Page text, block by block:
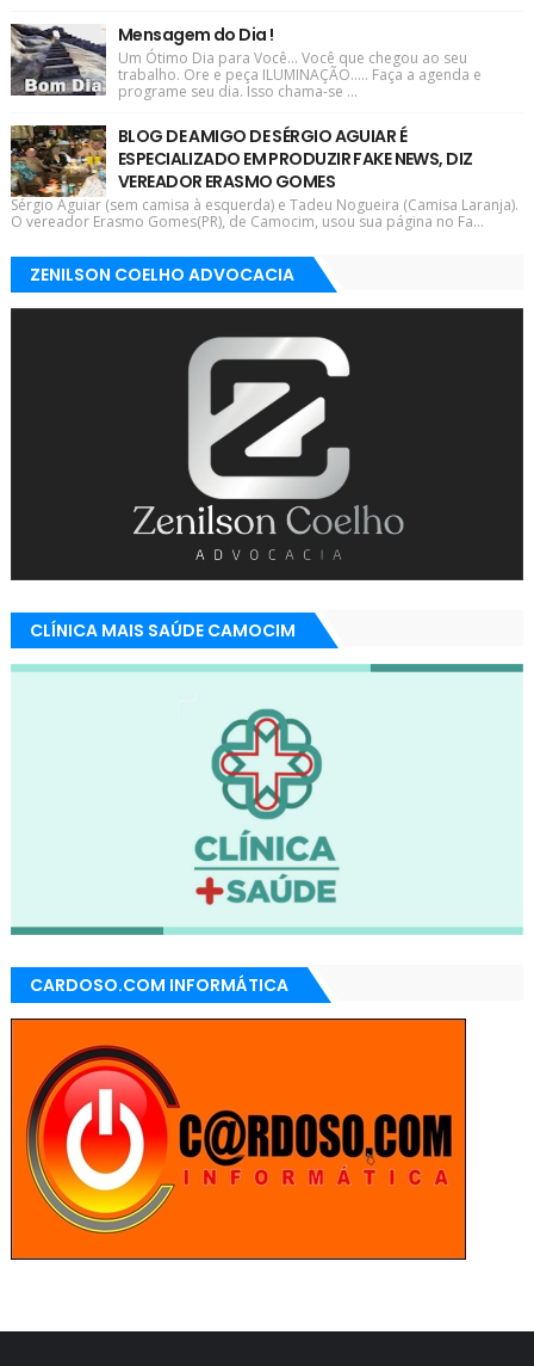
Mensagem do Dia !
Um Ótimo Dia para Você... Você que chegou ao seu
trabalho. Ore e peça ILUMINAÇÃO..... Faça a agenda e
programe seu dia. Isso chama-se ...
BLOG DE AMIGO DE SÉRGIO AGUIAR É
ESPECIALIZADO EM PRODUZIR FAKE NEWS, DIZ
VEREADOR ERASMO GOMES
Sérgio Aguiar (sem camisa à esquerda) e Tadeu Nogueira (Camisa Laranja).
O vereador Erasmo Gomes(PR), de Camocim, usou sua página no Fa...
ZENILSON COELHO ADVOCACIA
CLÍNICA MAIS SAÚDE CAMOCIM
CARDOSO.COM INFORMÁTICA